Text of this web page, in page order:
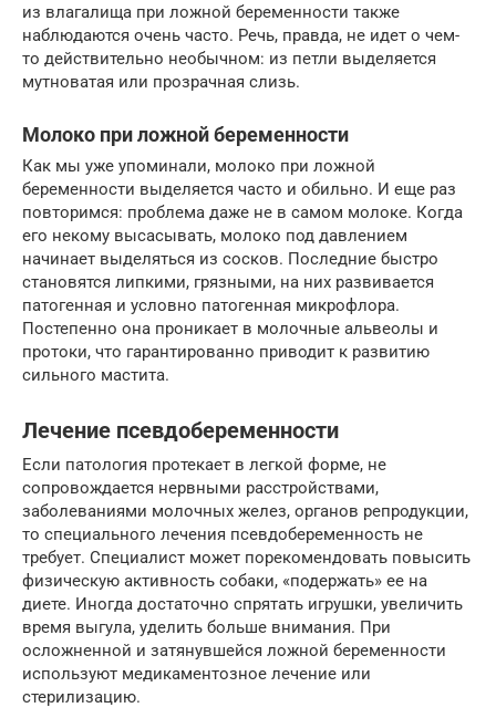
из влагалища при ложной беременности также
наблюдаются очень часто. Речь, правда, не идет о чем-
то действительно необычном: из петли выделяется
мутноватая или прозрачная слизь.
Молоко при ложной беременности
Как мы уже упоминали, молоко при ложной
беременности выделяется часто и обильно. И еще раз
повторимся: проблема даже не в самом молоке. Когда
его некому высасывать, молоко под давлением
начинает выделяться из сосков. Последние быстро
становятся липкими, грязными, на них развивается
патогенная и условно патогенная микрофлора.
Постепенно она проникает в молочные альвеолы и
протоки, что гарантированно приводит к развитию
сильного мастита.
Лечение псевдобеременности
Если патология протекает в легкой форме, не
сопровождается нервными расстройствами,
заболеваниями молочных желез, органов репродукции,
то специального лечения псевдобеременность не
требует. Специалист может порекомендовать повысить
физическую активность собаки, «подержать» ее на
диете. Иногда достаточно спрятать игрушки, увеличить
время выгула, уделить больше внимания. При
осложненной и затянувшейся ложной беременности
используют медикаментозное лечение или
стерилизацию.